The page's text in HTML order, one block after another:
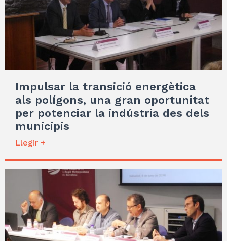
Impulsar la transició energètica
als polígons, una gran oportunitat
per potenciar la indústria des dels
municipis
Llegir +